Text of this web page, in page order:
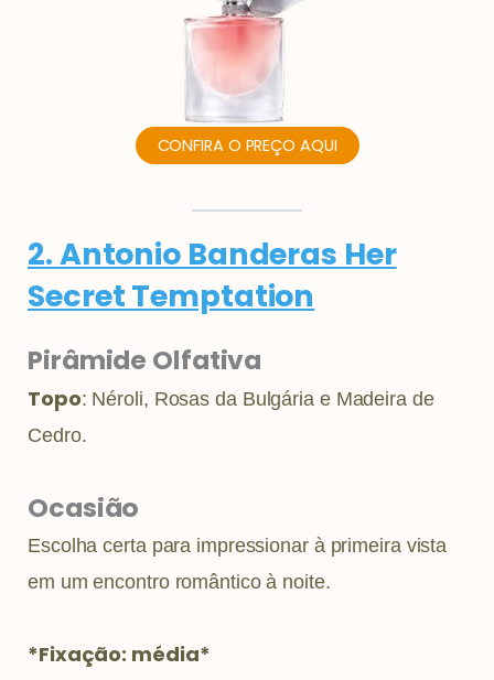
CONFIRA O PREÇO AQUI
2. Antonio Banderas Her
Secret Temptation
Pirâmide Olfativa
Topo: Néroli, Rosas da Bulgária e Madeira de
Cedro.
Ocasião
Escolha certa para impressionar à primeira vista
em um encontro romântico à noite.
*Fixação: média*